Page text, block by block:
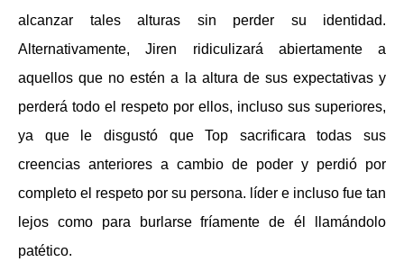
alcanzar tales alturas sin perder su identidad.
Alternativamente, Jiren ridiculizará abiertamente a
aquellos que no estén a la altura de sus expectativas y
perderá todo el respeto por ellos, incluso sus superiores,
ya que le disgustó que Top sacrificara todas sus
creencias anteriores a cambio de poder y perdió por
completo el respeto por su persona. líder e incluso fue tan
lejos como para burlarse fríamente de él llamándolo
patético.